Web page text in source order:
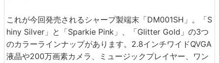
これが今回発売されるシャープ製端末「DM001SH」。「S
hiny Silver」と「Sparkie Pink」、「Glitter Gold」の3つ
のカラーラインナップがあります。2.8インチワイドQVGA
液晶や200万画素カメラ、ミュージックプレイヤー、ワン